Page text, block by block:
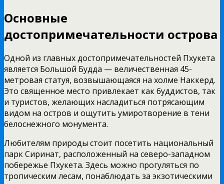
Основные
достопримечательности острова
Одной из главных достопримечательностей Пхукета
является Большой Будда — величественная 45-
метровая статуя, возвышающаяся на холме Наккерд.
Это священное место привлекает как буддистов, так
и туристов, желающих насладиться потрясающим
видом на остров и ощутить умиротворение в тени
белоснежного монумента.
Любителям природы стоит посетить национальный
парк Сиринат, расположенный на северо-западном
побережье Пхукета. Здесь можно прогуляться по
тропическим лесам, понаблюдать за экзотическими